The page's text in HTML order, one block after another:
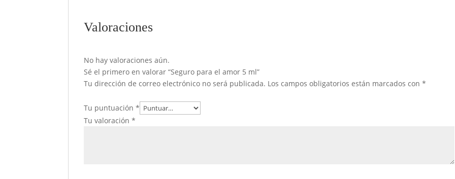
Valoraciones
No hay valoraciones aún.
Sé el primero en valorar “Seguro para el amor 5 ml”
Tu dirección de correo electrónico no será publicada. Los campos obligatorios están marcados con*
Tu puntuación*
Tu valoración*